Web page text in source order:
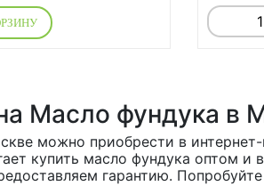
Масло фундука в
можно приобрести в
купить масло фундука оптом
гарантию.